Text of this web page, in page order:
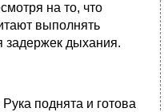
на то, что
выполнять
задержек дыхания.
поднята и готова